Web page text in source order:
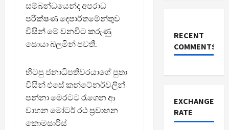
සම්බන්ධයෙන්ද අපරාධ
පරීක්ෂණ දෙපාර්තමේන්තුව
විසින් මේ වනවිට කරුණු
සොයා බලමින් පවතී.
හිටපු ජනාධිපතිවරයාගේ පුතා
විසින් එසේ කන්ටේනර්වලින්
පන්නා මෙරටට රැගෙන ආ
වාහන මෝටර් රථ ප්‍රවාහන
කොමසාරිස්
RECENT
COMMENTS
EXCHANGE
RATE